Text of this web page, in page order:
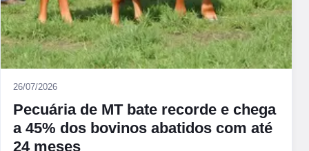
26/07/2026
Pecuária de MT bate recorde e chega
a 45% dos bovinos abatidos com até
24 meses